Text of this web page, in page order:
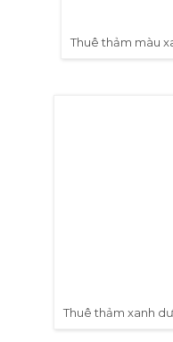
Thuê thảm màu
Thuê thảm xanh